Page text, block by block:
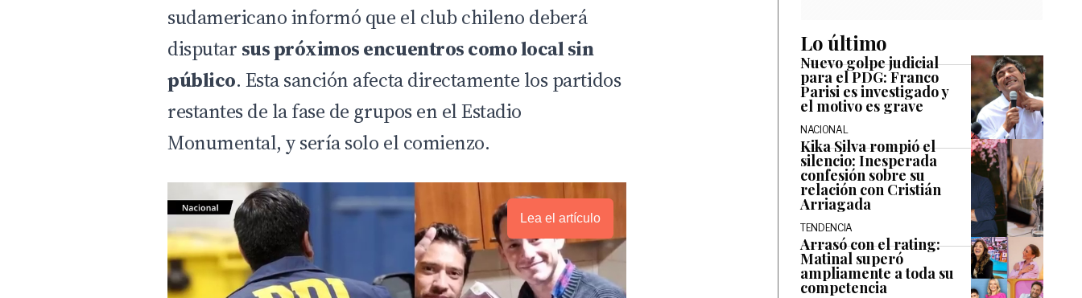
sudamericano informó que el club chileno deberá
disputar sus próximos encuentros como local sin
público. Esta sanción afecta directamente los partidos
restantes de la fase de grupos en el Estadio
Monumental, y sería solo el comienzo.
Lea el artículo
Lo último
Nuevo golpe judicial
para el PDG: Franco
Parisi es investigado y
el motivo es grave
NACIONAL
Kika Silva rompió el
silencio: Inesperada
confesión sobre su
relación con Cristián
Arriagada
TENDENCIA
Arrasó con el rating:
Matinal superó
ampliamente a toda su
competencia